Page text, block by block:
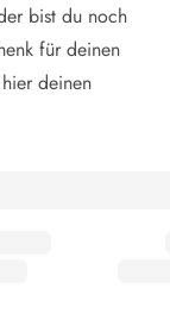
bist du noch
für deinen
deinen